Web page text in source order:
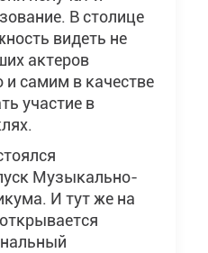
В столице
видеть не
актеров
и самим в качестве
участие в
Музыкально-
И тут же на